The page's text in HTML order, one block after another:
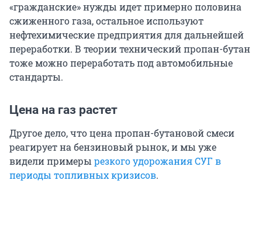
«гражданские» нужды идет примерно половина
сжиженного газа, остальное используют
нефтехимические предприятия для дальнейшей
переработки. В теории технический пропан-бутан
тоже можно переработать под автомобильные
стандарты.
Цена на газ растет
Другое дело, что цена пропан-бутановой смеси
реагирует на бензиновый рынок, и мы уже
видели примеры резкого удорожания СУГ в
периоды топливных кризисов.